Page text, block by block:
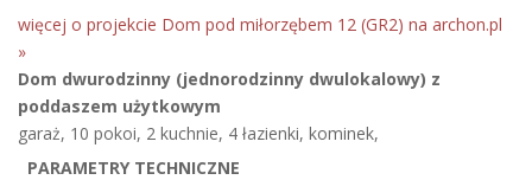
więcej o projekcie Dom pod miłorzębem 12 (GR2) na archon.pl
»
Dom dwurodzinny (jednorodzinny dwulokalowy) z
poddaszem użytkowym
garaż, 10 pokoi, 2 kuchnie, 4 łazienki, kominek,
PARAMETRY TECHNICZNE